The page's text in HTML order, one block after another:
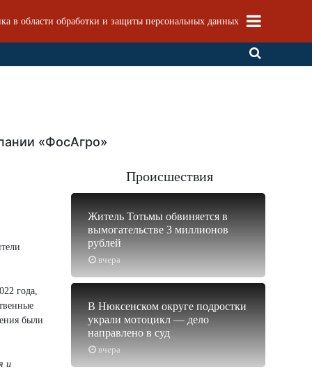
в области обработки и защиты персональных данных
«ФосАгро»
года,
были
и
Происшествия
вчера
Житель Тотьмы обвиняется в
вымогательстве 3 миллионов
рублей
вчера
В Нюксенском округе подростки
украли мотоцикл — дело
направлено в суд